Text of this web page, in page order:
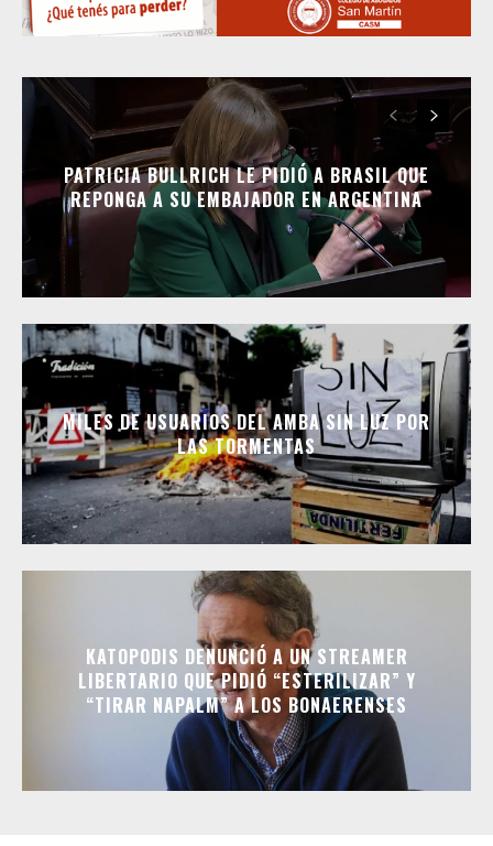
PATRICIA BULLRICH LE PIDIÓ A BRASIL QUE
REPONGA A SU EMBAJADOR EN ARGENTINA
MILES DE USUARIOS DEL AMBA SIN LUZ POR
LAS TORMENTAS
KATOPODIS DENUNCIÓ A UN STREAMER
LIBERTARIO QUE PIDIÓ “ESTERILIZAR” Y
“TIRAR NAPALM” A LOS BONAERENSES